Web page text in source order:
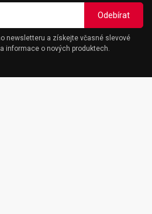
newsletteru a získejte včasné slevové
informace o nových produktech.